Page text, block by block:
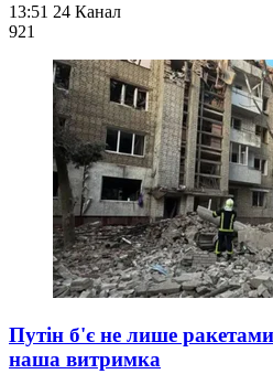
13:51 24 Канал
921
Путін б'є не лише
наша витримка